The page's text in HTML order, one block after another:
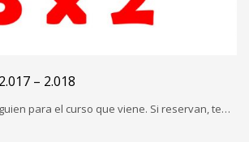
– 2.018
para el curso que viene. Si reservan, te…